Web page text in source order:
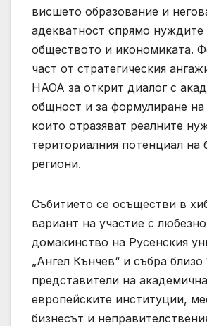
висшето образование и
адекватност спрямо нуждите
обществото и икономиката.
част от стратегическия
НАОА за открит диалог с
общност и за формулиране на
които отразяват реалните
териториалния потенциал на
региони.
Събитието се осъществи в
вариант на участие с
домакинство на Русенския
„Ангел Кънчев“ и събра близо
представители на
европейските институции,
бизнесът и